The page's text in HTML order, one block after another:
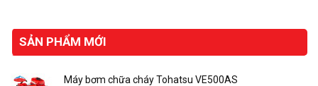
SẢN PHẨM MỚI
Máy bơm chữa cháy Tohatsu VE500AS